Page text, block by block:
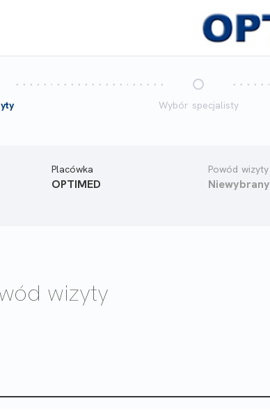
Wybór specjalisty
Placówka
OPTIMED
Powód wizyty
Niewybrany
wizyty